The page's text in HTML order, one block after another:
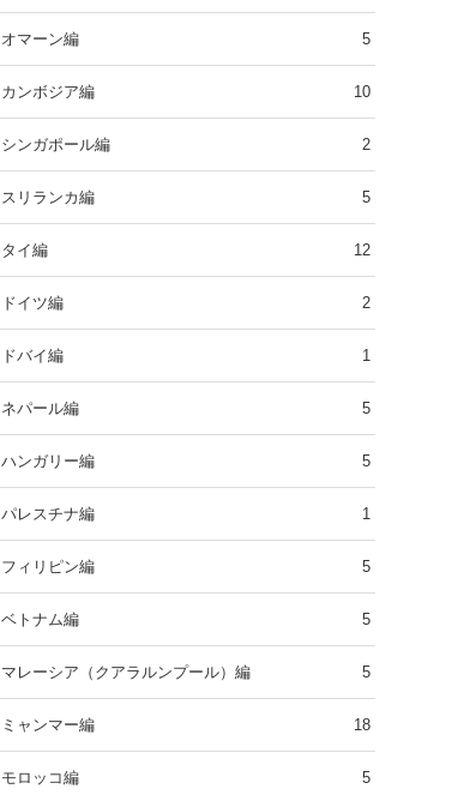
オマーン編 5
カンボジア編 10
シンガポール編 2
スリランカ編 5
タイ編 12
ドイツ編 2
ドバイ編 1
ネパール編 5
ハンガリー編 5
パレスチナ編 1
フィリピン編 5
ベトナム編 5
マレーシア（クアラルンプール）編 5
ミャンマー編 18
モロッコ編 5